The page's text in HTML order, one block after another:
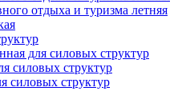
отдыха и туризма летняя
для силовых структур
силовых структур
силовых структур